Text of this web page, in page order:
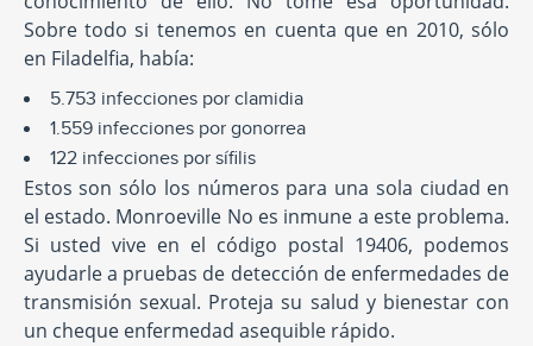
Sobre todo si tenemos en cuenta que en 2010, sólo
en Filadelfia, había:
5.753 infecciones por clamidia
1.559 infecciones por gonorrea
122 infecciones por sífilis
Estos son sólo los números para una sola ciudad en
el estado. Monroeville No es inmune a este problema.
Si usted vive en el código postal 19406, podemos
ayudarle a pruebas de detección de enfermedades de
transmisión sexual. Proteja su salud y bienestar con
un cheque enfermedad asequible rápido.